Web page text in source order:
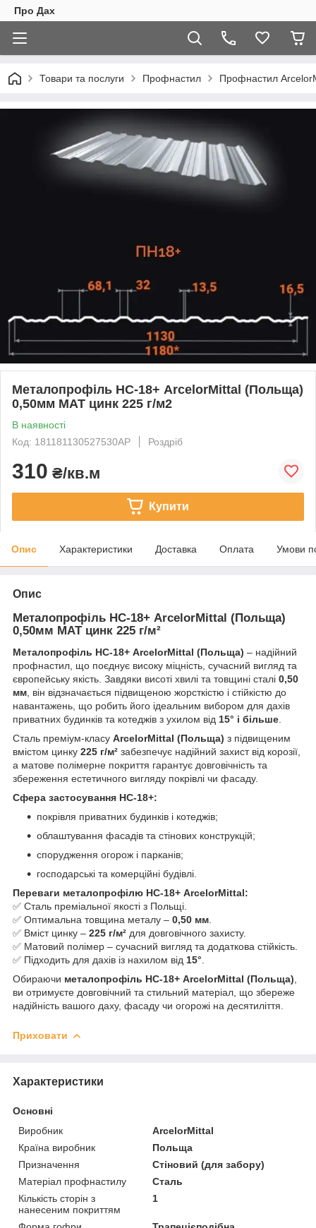
Про Дах
Товари та послуги Профнастил Профнастил
Металопрофіль НС-18+ ArcelorMittal (Польща)
0,50мм МАТ цинк 225 г/м2
В наявності
Код: 181181130527530AP
Роздріб
310 ₴/кв.м
Купити
Опис Характеристики Доставка Оплата Умови
Опис
Металопрофіль НС-18+ ArcelorMittal (Польща)
0,50мм МАТ цинк 225 г/м²
Металопрофіль НС-18+ ArcelorMittal (Польща) – надійний
профнастил, що поєднує високу міцність, сучасний вигляд та
європейську якість. Завдяки висоті хвилі та товщині сталі 0,50
мм , він відзначається підвищеною жорсткістю і стійкістю до
навантажень, що робить його ідеальним вибором для дахів
приватних будинків та котеджів з ухилом від 15° і більше
Сталь преміум-класу ArcelorMittal (Польща) з підвищеним
вмістом цинку 225 г/м² забезпечує надійний захист від корозії,
а матове полімерне покриття гарантує довговічність та
збереження естетичного вигляду покрівлі чи фасаду.
Сфера застосування НС-18+:
покрівля приватних будинків і котеджів;
облаштування фасадів та стінових конструкцій;
спорудження огорож і парканів;
господарські та комерційні будівлі.
Переваги металопрофілю НС-18+ ArcelorMittal:
✅ Сталь преміальної якості з Польщі.
✅ Оптимальна товщина металу – 0,50 мм
✅ Вміст цинку – 225 г/м² для довговічного захисту.
✅ Матовий полімер – сучасний вигляд та додаткова стійкість.
✅ Підходить для дахів із нахилом від 15°
Обираючи металопрофіль НС-18+ ArcelorMittal (Польща)
ви отримуєте довговічний та стильний матеріал, що збереже
надійність вашого даху, фасаду чи огорожі на десятиліття.
Приховати
Характеристики
Основні
Виробник
ArcelorMittal
Країна виробник
Польща
Призначення
Стіновий (для забору)
Матеріал профнастилу
Сталь
Кількість сторін з
нанесеним покриттям
1